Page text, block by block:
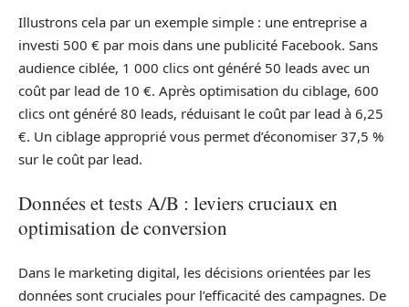
Illustrons cela par un exemple simple : une entreprise a
investi 500 € par mois dans une publicité Facebook. Sans
audience ciblée, 1 000 clics ont généré 50 leads avec un
coût par lead de 10 €. Après optimisation du ciblage, 600
clics ont généré 80 leads, réduisant le coût par lead à 6,25
€. Un ciblage approprié vous permet d’économiser 37,5 %
sur le coût par lead.
Données et tests A/B : leviers cruciaux en
optimisation de conversion
Dans le marketing digital, les décisions orientées par les
données sont cruciales pour l’efficacité des campagnes. De